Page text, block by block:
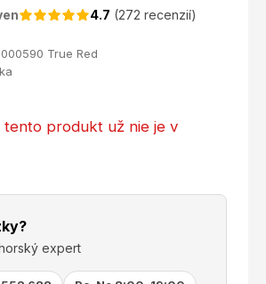
4.7 (272 recenzií)
True Red
tento produkt už nie je v
expert